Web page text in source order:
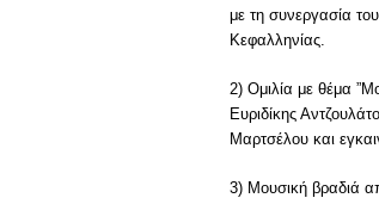
με τη συνεργασία
Κεφαλληνίας.
2) Ομιλία με θέμα
Ευριδίκης
Μαρτσέλου και
3) Μουσική βραδιά